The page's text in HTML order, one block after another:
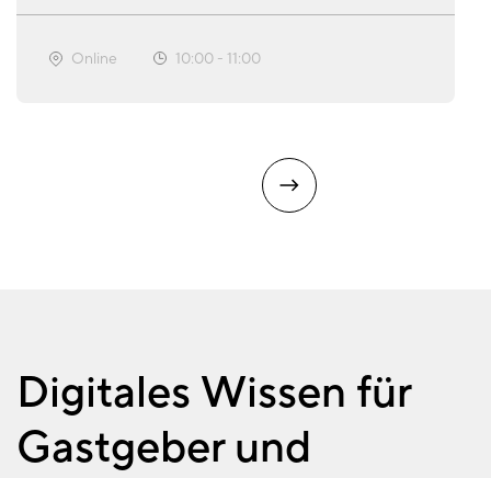
Online 10:00 - 11:00
Digitales Wissen für
Gastgeber und